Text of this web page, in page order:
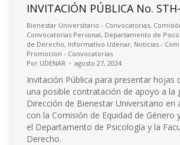
INVITACIÓN PÚBLICA No.
Bienestar Universitario - Convocatorias,
Convocatorias Personal, Departamento de
de Derecho, Informativo Udenar, Noticias -
Promocion - Convocatorias
Por UDENAR agosto 27, 2024
Invitación Pública para presentar hojas
una posible contratación de apoyo a la
Dirección de Bienestar Universitario en
con la Comisión de Equidad de Género
el Departamento de Psicología y la
Derecho.